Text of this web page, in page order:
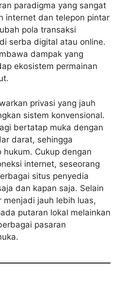
paradigma yang sangat
internet dan telepon pintar
pola transaksi
serba digital atau online.
dampak yang
ekosistem permainan
privasi yang jauh
sistem konvensional.
bertatap muka dengan
darat, sehingga
hukum. Cukup dengan
internet, seseorang
situs penyedia
dan kapan saja. Selain
menjadi jauh lebih luas,
putaran lokal melainkan
pasaran